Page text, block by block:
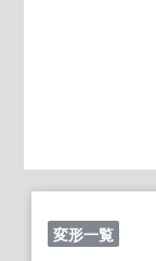
変形一覧